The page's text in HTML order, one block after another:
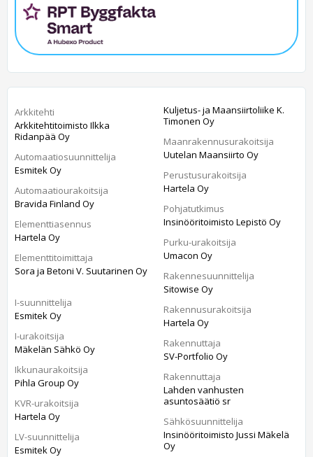
Arkkitehti
Arkkitehtitoimisto Ilkka
Ridanpää Oy
Automaatiosuunnittelija
Esmitek Oy
Automaatiourakoitsija
Bravida Finland Oy
Elementtiasennus
Hartela Oy
Elementtitoimittaja
Sora ja Betoni V. Suutarinen Oy
I-suunnittelija
Esmitek Oy
I-urakoitsija
Mäkelän Sähkö Oy
Ikkunaurakoitsija
Pihla Group Oy
KVR-urakoitsija
Hartela Oy
LV-suunnittelija
Esmitek Oy
Kuljetus- ja Maansiirtoliike K.
Timonen Oy
Maanrakennusurakoitsija
Uutelan Maansiirto Oy
Perustusurakoitsija
Hartela Oy
Pohjatutkimus
Insinööritoimisto Lepistö Oy
Purku-urakoitsija
Umacon Oy
Rakennesuunnittelija
Sitowise Oy
Rakennusurakoitsija
Hartela Oy
Rakennuttaja
SV-Portfolio Oy
Rakennuttaja
Lahden vanhusten
asuntosäätiö sr
Sähkösuunnittelija
Insinööritoimisto Jussi Mäkelä
Oy